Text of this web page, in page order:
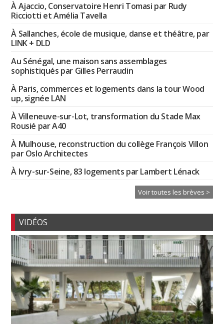
À Ajaccio, Conservatoire Henri Tomasi par Rudy
Ricciotti et Amélia Tavella
À Sallanches, école de musique, danse et théâtre, par
LINK + DLD
Au Sénégal, une maison sans assemblages
sophistiqués par Gilles Perraudin
À Paris, commerces et logements dans la tour Wood
up, signée LAN
À Villeneuve-sur-Lot, transformation du Stade Max
Rousié par A40
À Mulhouse, reconstruction du collège François Villon
par Oslo Architectes
À Ivry-sur-Seine, 83 logements par Lambert Lénack
Voir toutes les brèves >
VIDÉOS